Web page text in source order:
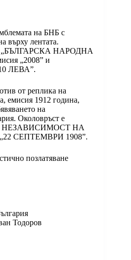
на БНБ с
върху лентата.
„БЪЛГАРСКА НАРОДНА
„2008” и
ЛЕВА”.
от реплика на
емисия 1912 година,
на
Околовръст е
НЕЗАВИСИМОСТ НА
СЕПТЕМВРИ 1908”.
позлатяване
Тодоров